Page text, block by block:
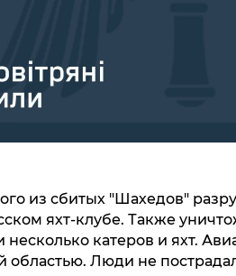
из сбитых "Шахедов"
яхт-клубе. Также
катеров и яхт.
областью. Люди не